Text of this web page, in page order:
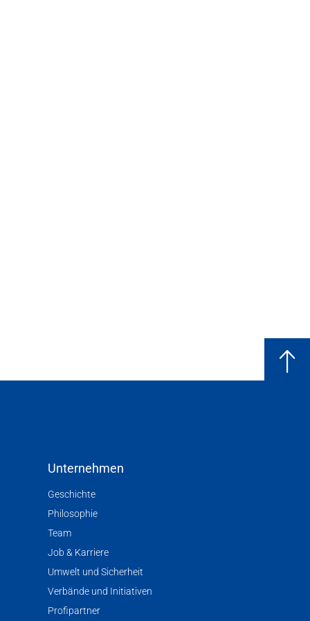
Unternehmen
Geschichte
Philosophie
Team
Job & Karriere
Umwelt und Sicherheit
Verbände und Initiativen
Profipartner